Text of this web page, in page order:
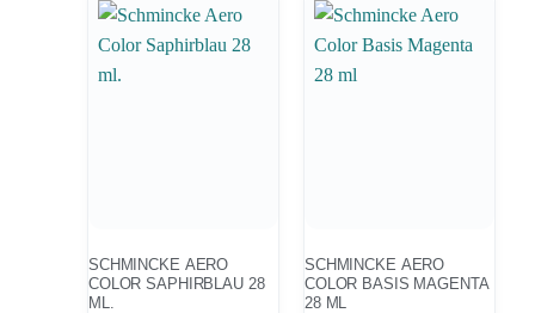
SCHMINCKE AERO
COLOR SAPHIRBLAU 28
ML.
SCHMINCKE AERO
COLOR BASIS MAGENTA
28 ML